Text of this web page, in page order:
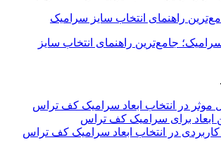
سرامیک؛ جامع‌ترین راهنمای انتخاب سایز
موثر در انتخاب ابعاد سرامیک کف تراس
ابعاد برای سرامیک کف تراس
در انتخاب ابعاد سرامیک کف تراس